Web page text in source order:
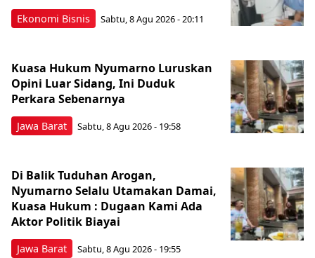
Ekonomi Bisnis Sabtu, 8 Agu 2026 - 20:11
Jawa Barat
Kuasa Hukum Nyumarno Luruskan
Opini Luar Sidang, Ini Duduk
Perkara Sebenarnya ​
Sabtu, 8 Agu 2026 - 19:58
Jawa Barat
Di Balik Tuduhan Arogan,
Nyumarno Selalu Utamakan Damai,
Kuasa Hukum : Dugaan Kami Ada
Aktor Politik Biayai
Sabtu, 8 Agu 2026 - 19:55